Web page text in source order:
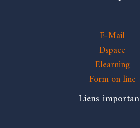
E-Mail
Dspace
Elearning
Form on line
Liens